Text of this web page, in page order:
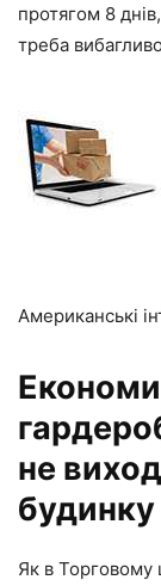
протягом 8
треба
Американські
не
будинку
Як в Торговому